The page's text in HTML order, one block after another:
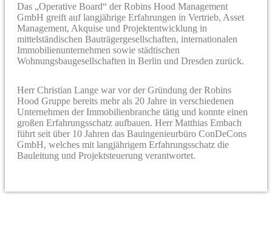
Das „Operative Board“ der Robins Hood Management
GmbH greift auf langjährige Erfahrungen in Vertrieb, Asset
Management, Akquise und Projektentwicklung in
mittelständischen Bauträgergesellschaften, internationalen
Immobilienunternehmen sowie städtischen
Wohnungsbaugesellschaften in Berlin und Dresden zurück.
Herr Christian Lange war vor der Gründung der Robins
Hood Gruppe bereits mehr als 20 Jahre in verschiedenen
Unternehmen der Immobilienbranche tätig und konnte einen
großen Erfahrungsschatz aufbauen. Herr Matthias Embach
führt seit über 10 Jahren das Bauingenieurbüro ConDeCons
GmbH, welches mit langjährigem Erfahrungsschatz die
Bauleitung und Projektsteuerung verantwortet.